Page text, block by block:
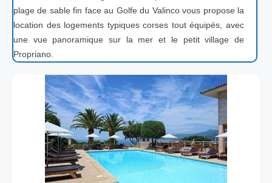
plage de sable fin face au Golfe du Valinco vous propose la
location des logements typiques corses tout équipés, avec
une vue panoramique sur la mer et le petit village de
Propriano.